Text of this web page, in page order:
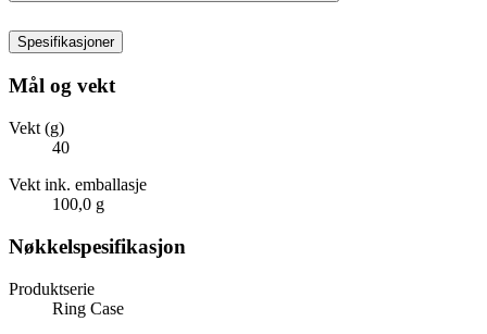
Spesifikasjoner
Mål og vekt
Vekt (g)
40
Vekt ink. emballasje
100,0 g
Nøkkelspesifikasjon
Produktserie
Ring Case